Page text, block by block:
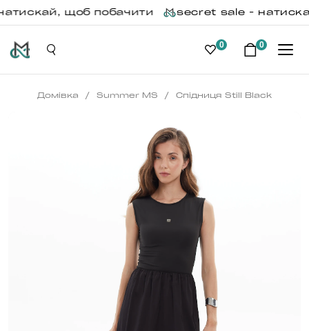
щоб побачити secret sale -
0 0
Домівка / Summer MS / Спідниця Still Black